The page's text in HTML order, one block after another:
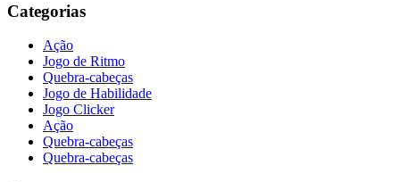
Categorias
Ação
Jogo de Ritmo
Quebra-cabeças
Jogo de Habilidade
Jogo Clicker
Ação
Quebra-cabeças
Quebra-cabeças